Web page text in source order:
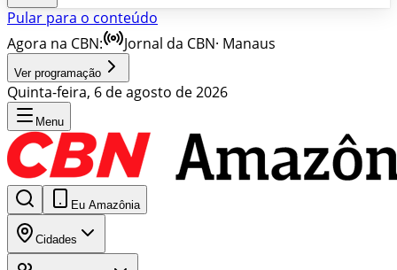
Pular para o conteúdo
Agora na CBN:
Jornal da CBN· Manaus
Ver programação
Quinta-feira, 6 de agosto de 2026
Menu
Eu Amazônia
Cidades